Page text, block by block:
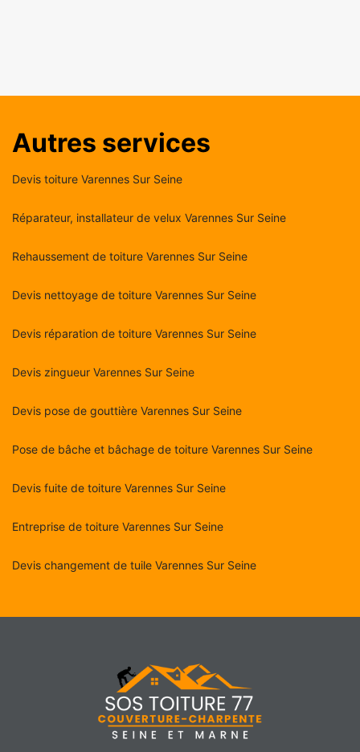
Autres services
Devis toiture Varennes Sur Seine
Réparateur, installateur de velux Varennes Sur Seine
Rehaussement de toiture Varennes Sur Seine
Devis nettoyage de toiture Varennes Sur Seine
Devis réparation de toiture Varennes Sur Seine
Devis zingueur Varennes Sur Seine
Devis pose de gouttière Varennes Sur Seine
Pose de bâche et bâchage de toiture Varennes Sur Seine
Devis fuite de toiture Varennes Sur Seine
Entreprise de toiture Varennes Sur Seine
Devis changement de tuile Varennes Sur Seine